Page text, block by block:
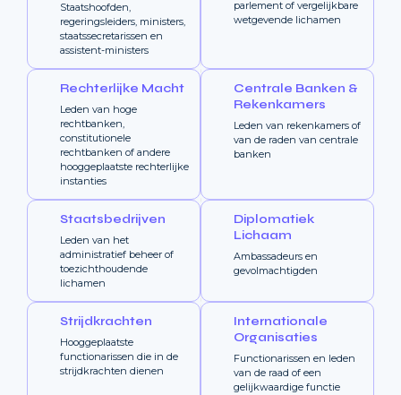
Staatshoofden,
regeringsleiders, ministers,
staatssecretarissen en
assistent-ministers
parlement of vergelijkbare
wetgevende lichamen
Rechterlijke Macht
Leden van hoge
rechtbanken,
constitutionele
rechtbanken of andere
hooggeplaatste rechterlijke
instanties
Centrale Banken &
Rekenkamers
Leden van rekenkamers of
van de raden van centrale
banken
Staatsbedrijven
Leden van het
administratief beheer of
toezichthoudende
lichamen
Diplomatiek
Lichaam
Ambassadeurs en
gevolmachtigden
Strijdkrachten
Hooggeplaatste
functionarissen die in de
strijdkrachten dienen
Internationale
Organisaties
Functionarissen en leden
van de raad of een
gelijkwaardige functie